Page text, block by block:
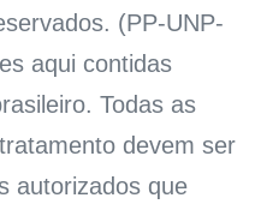
(PP-UNP-
aqui contidas
Todas as
devem ser
autorizados que